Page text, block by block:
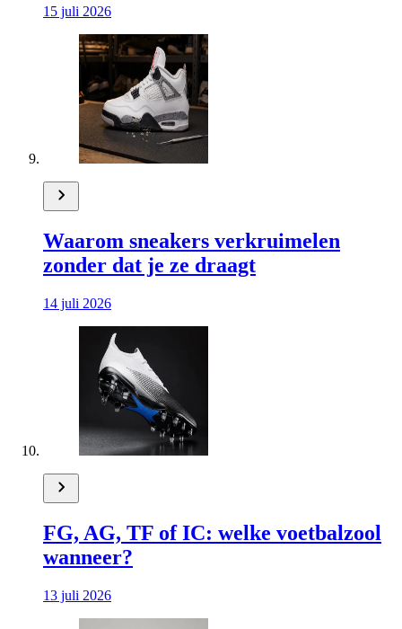
15 juli 2026
Waarom sneakers verkruimelen
zonder dat je ze draagt
14 juli 2026
FG, AG, TF of IC: welke voetbalzool
wanneer?
13 juli 2026